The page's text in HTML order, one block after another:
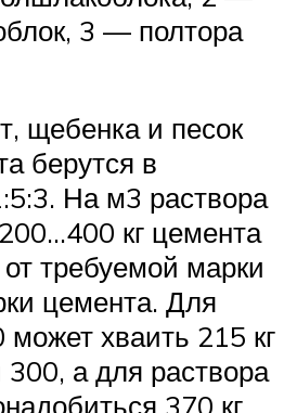
3 — полтора
щебенка и песок
берутся в
На м3 раствора
кг цемента
требуемой марки
цемента. Для
хваить 215 кг
а для раствора
370 кг